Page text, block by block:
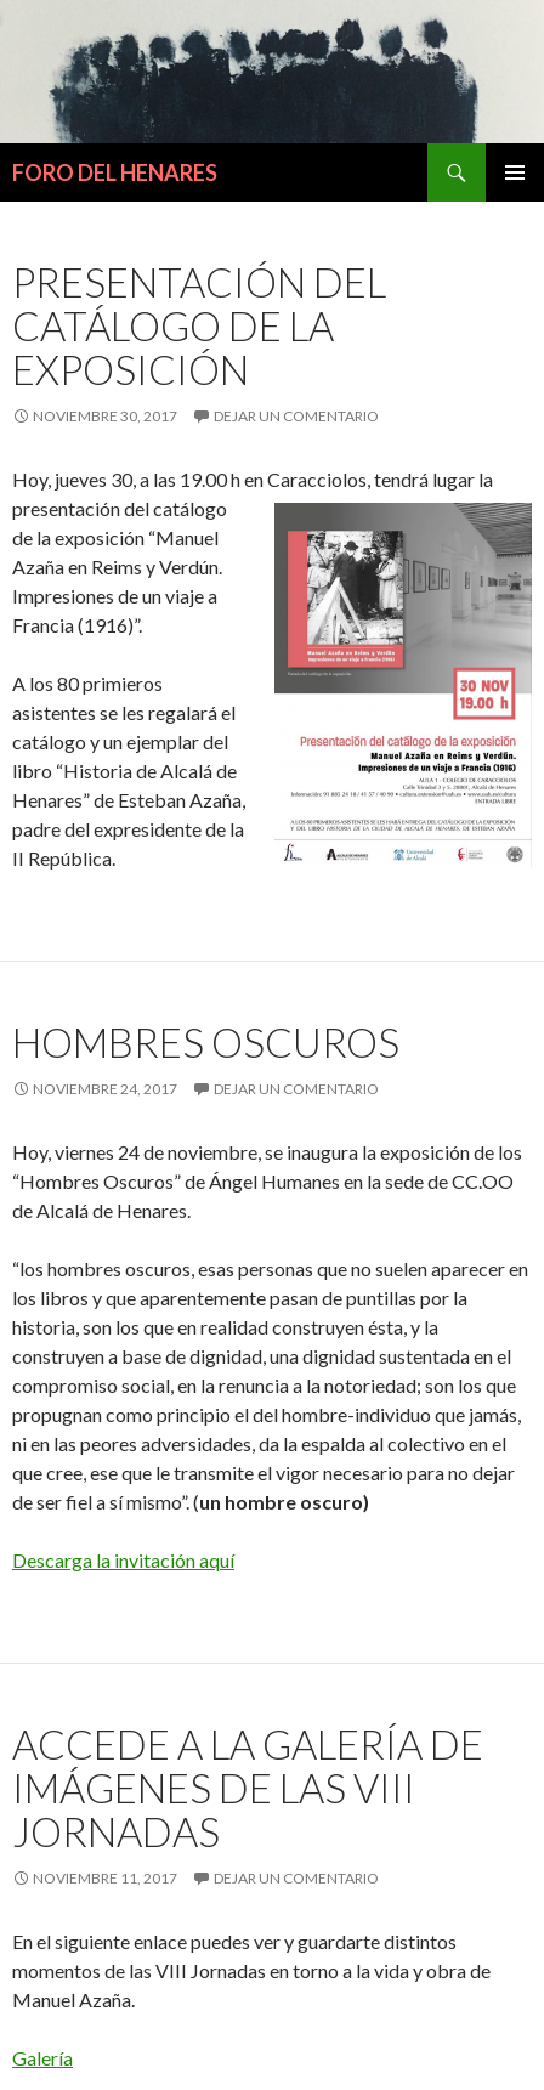
FORO DEL HENARES
PRESENTACIÓN DEL
CATÁLOGO DE LA
EXPOSICIÓN
NOVIEMBRE 30, 2017 DEJAR UN COMENTARIO
Hoy, jueves 30, a las 19.00 h en Caracciolos, tendrá lugar la
presentación del catálogo
de la exposición “Manuel
Azaña en Reims y Verdún.
Impresiones de un viaje a
Francia (1916)”.
A los 80 primieros
asistentes se les regalará el
catálogo y un ejemplar del
libro “Historia de Alcalá de
Henares” de Esteban Azaña,
padre del expresidente de la
II República.
HOMBRES OSCUROS
NOVIEMBRE 24, 2017 DEJAR UN COMENTARIO
Hoy, viernes 24 de noviembre, se inaugura la exposición de los
“Hombres Oscuros” de Ángel Humanes en la sede de CC.OO
de Alcalá de Henares.
“los hombres oscuros, esas personas que no suelen aparecer en
los libros y que aparentemente pasan de puntillas por la
historia, son los que en realidad construyen ésta, y la
construyen a base de dignidad, una dignidad sustentada en el
compromiso social, en la renuncia a la notoriedad; son los que
propugnan como principio el del hombre-individuo que jamás,
ni en las peores adversidades, da la espalda al colectivo en el
que cree, ese que le transmite el vigor necesario para no dejar
de ser fiel a sí mismo”. (un hombre oscuro)
Descarga la invitación aquí
ACCEDE A LA GALERÍA DE
IMÁGENES DE LAS VIII
JORNADAS
NOVIEMBRE 11, 2017 DEJAR UN COMENTARIO
En el siguiente enlace puedes ver y guardarte distintos
momentos de las VIII Jornadas en torno a la vida y obra de
Manuel Azaña.
Galería